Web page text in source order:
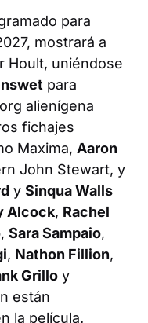
para
mostrará a
Hoult, uniéndose
para
alienígena
fichajes
Maxima, Aaron
John Stewart, y
y Sinqua Walls
Alcock, Rachel
, Sara Sampaio,
, Nathon Fillion,
Grillo y
están
la película.